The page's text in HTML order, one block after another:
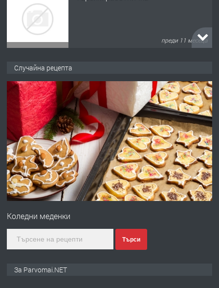
преди 11 месеца
преди 1 година
ПРЕДЛАГА Работа за общи работници
преди 1 година
ПРЕДЛАГА
Първи поход "По стъпките на Ангел
Случайна рецепта
Коледни меденки
Търси
За Parvomai.NET